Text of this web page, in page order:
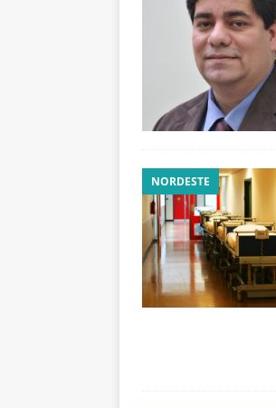
NORDESTE